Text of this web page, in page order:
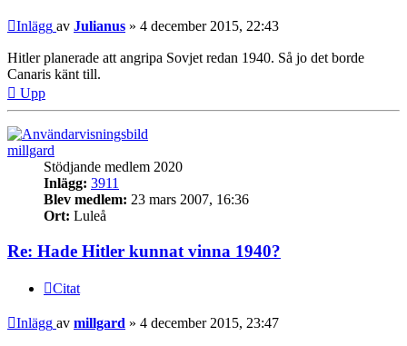
Inlägg av Julianus » 4 december 2015, 22:43
Hitler planerade att angripa Sovjet redan 1940. Så jo det borde
Canaris känt till.
Upp
millgard
Stödjande medlem 2020
Inlägg: 3911
Blev medlem: 23 mars 2007, 16:36
Ort: Luleå
Re: Hade Hitler kunnat vinna 1940?
Citat
Inlägg av millgard » 4 december 2015, 23:47